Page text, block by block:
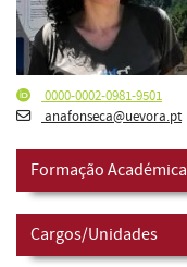
0000-0002-0981-9501
anafonseca@uevora.pt
Formação Académica
Cargos/Unidades